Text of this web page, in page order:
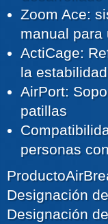
Zoom Ace:
manual para
ActiCage:
la estabilidad
AirPort:
patillas
personas
Producto
Designación
Designación